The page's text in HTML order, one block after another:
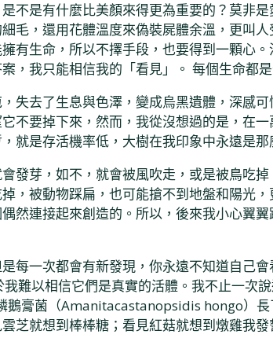
是有什麼比美顏來得更為重要的？莫非
毛，還用花體溫度來偽裝屍體余溫，更叫
生命，所以不擇手段，也要得到一顆心
，我只能相信我的「看見」。 每個生命都
失去了生息與色澤，變成烏黑遺體，深感
不要掉下來，然而，我從沒想過的是，在
就是存活機率低，大樹在我印象中永遠是
發芽，如不，就會被風吹走，或是被鳥吃
，被動物踩扁，也可能搶不到地盤和陽光
然連接起來創造的。所以，後來我小心翼
每一次都會有新發現，你永遠不知道自己
難以相信它們是真實的活體。我不止一次
膏菌（Amanitacastanopsidis hongo）
芝就想到棒棒糖；看見紅菇就想到燉雞我